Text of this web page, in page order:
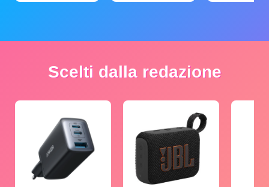
Scelti dalla redazione